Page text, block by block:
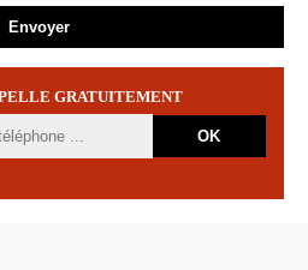
GRATUITEMENT